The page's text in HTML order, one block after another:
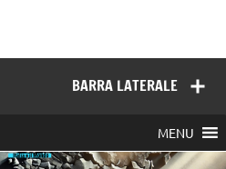
BARRA LATERALE
MENU